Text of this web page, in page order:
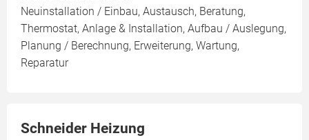
Neuinstallation / Einbau, Austausch, Beratung,
Thermostat, Anlage & Installation, Aufbau / Auslegung,
Planung / Berechnung, Erweiterung, Wartung,
Reparatur
Schneider Heizung